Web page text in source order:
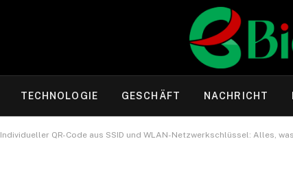
TECHNOLOGIE GESCHÄFT NACHRICHT
Individueller QR-Code aus SSID und WLAN-Netzwerkschlüssel: Alles,